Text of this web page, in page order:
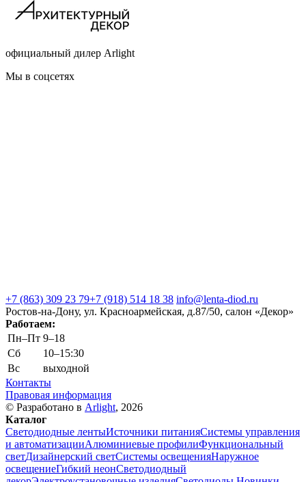
официальный дилер Arlight
Мы в соцсетях
+7 (863) 309 23 79+7 (918) 514 18 38 info@lenta-diod.ru
Ростов-на-Дону, ул. Красноармейская, д.87/50, салон «Декор»
Работаем:
Пн–Пт 9–18
Сб
10–15:30
Вс
выходной
Контакты
Правовая информация
© Разработано в Arlight, 2026
Каталог
Светодиодные лентыИсточники питанияСистемы управления
и автоматизацииАлюминиевые профилиФункциональный
светДизайнерский светСистемы освещенияНаружное
освещениеГибкий неонСветодиодный